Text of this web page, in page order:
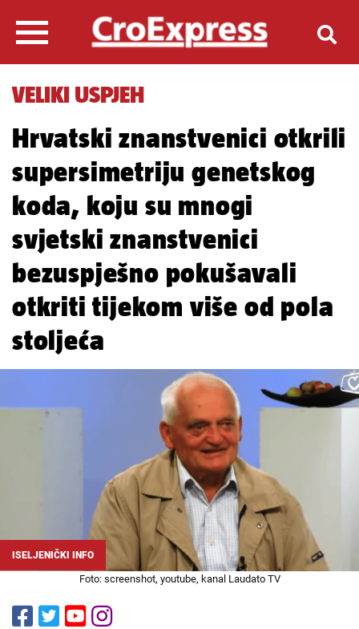
VELIKI USPJEH
Hrvatski znanstvenici otkrili
supersimetriju genetskog
koda, koju su mnogi
svjetski znanstvenici
bezuspješno pokušavali
otkriti tijekom više od pola
stoljeća
ISELJENIČKI INFO
Foto: screenshot, youtube, kanal Laudato TV